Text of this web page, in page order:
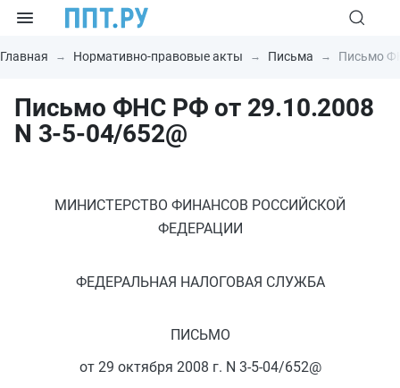
Главная Нормативно-правовые акты Письма Письмо
Письмо ФНС РФ от 29.10.2008
N 3-5-04/652@
МИНИСТЕРСТВО ФИНАНСОВ РОССИЙСКОЙ
ФЕДЕРАЦИИ
ФЕДЕРАЛЬНАЯ НАЛОГОВАЯ СЛУЖБА
ПИСЬМО
от 29 октября 2008 г. N 3-5-04/652@